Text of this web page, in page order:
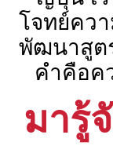
โจทย์คว
พัฒนาสูต
คำคือค
มารู้